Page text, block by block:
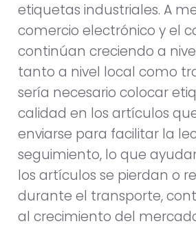
etiquetas industriales. A
comercio electrónico y el
continúan creciendo a
tanto a nivel local como
sería necesario colocar
calidad en los artículos
enviarse para facilitar la
seguimiento, lo que
los artículos se pierdan o
durante el transporte,
al crecimiento del